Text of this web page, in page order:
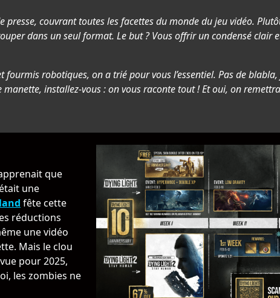
couvrant toutes les facettes du monde du jeu vidéo.
dans un seul format. Le but ? Vous offrir un condensé clair
robotiques, on a trié pour vous l’essentiel. Pas de
installez-vous : on vous raconte tout ! Et oui, on
que
une
fête cette
réductions
une vidéo
Mais le clou
pour 2025,
les zombies ne